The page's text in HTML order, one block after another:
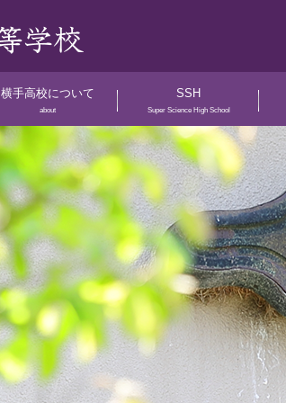
横手高校について
about
SSH
Super Science High School